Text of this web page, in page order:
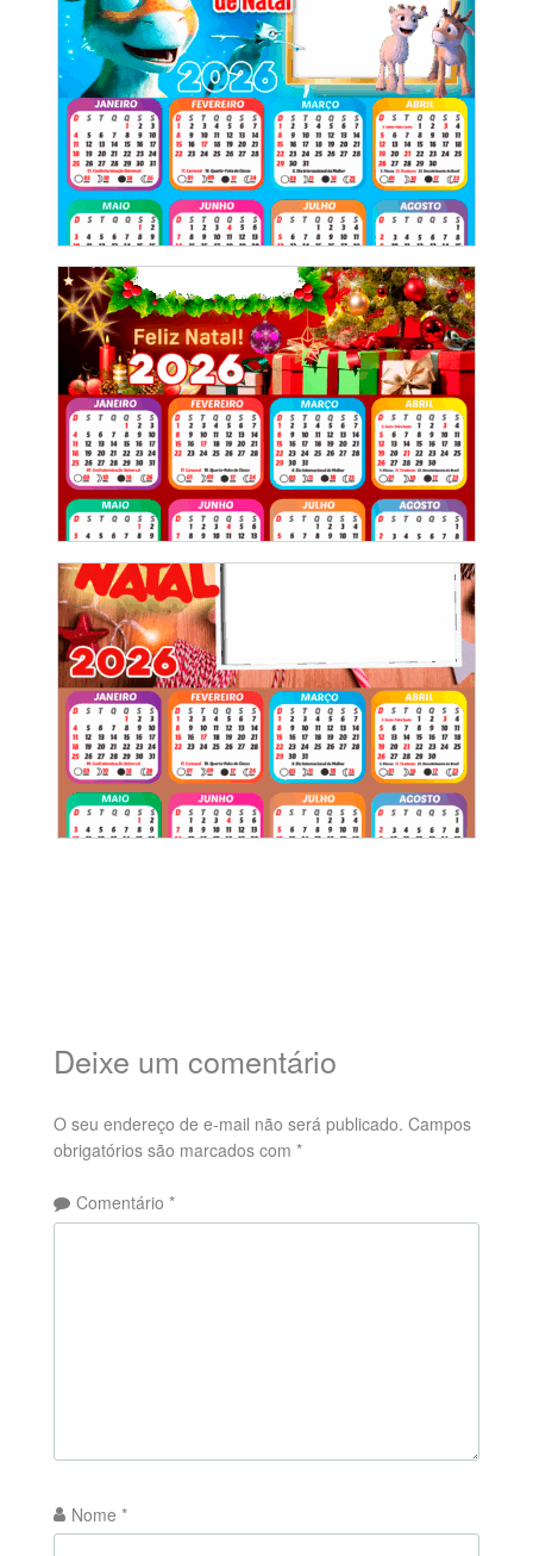
Deixe um comentário
O seu endereço de e-mail não será publicado. Campos
obrigatórios são marcados com *
Comentário *
Nome *